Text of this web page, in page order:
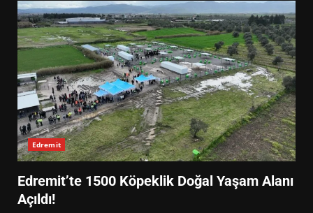
Edremit
Edremit’te 1500 Köpeklik Doğal Yaşam Alanı
Açıldı!